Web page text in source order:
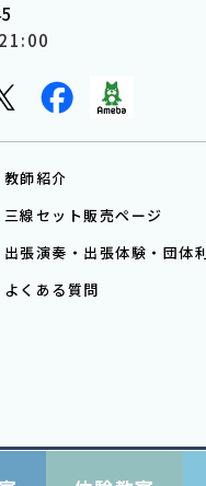
教師紹介
三線セット販売ページ
出張演奏・出張体験・団体
よくある質問